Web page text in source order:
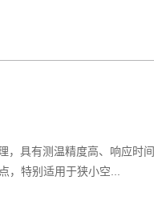
，具有测温精度高、响应时间
，特别适用于狭小空...